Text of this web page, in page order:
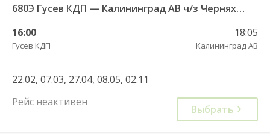
680Э Гусев КДП — Калининград АВ ч/з Черняховск АС
16:00
Гусев КДП
18:05
Калининград АВ
22.02, 07.03, 27.04, 08.05, 02.11
Рейс неактивен
Выбрать